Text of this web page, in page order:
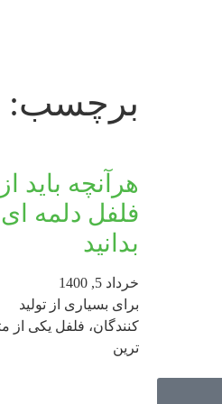
برچسب:
هرآنچه باید از
فلفل دلمه ای
بدانید
خرداد 5, 1400
برای بسیاری از تولید
کنندگان، فلفل یکی از
ترین